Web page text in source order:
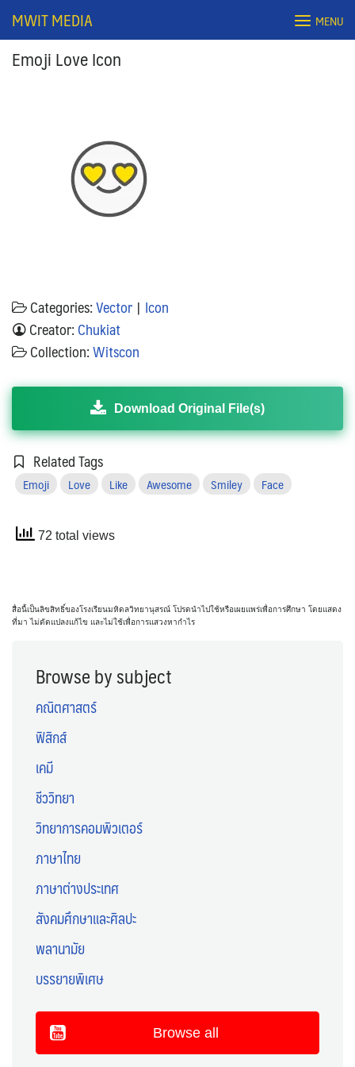
MWIT MEDIA MENU
Emoji Love Icon
Categories:Vector | Icon
Creator:Chukiat
Collection:Witscon
Download Original File(s)
Related Tags
Emoji Love Like Awesome Smiley Face
72 total views
สื่อนี้เป็นลิขสิทธิ์ของโรงเรียนมหิดลวิทยานุสรณ์ โปรดนำไปใช้หรือเผยแพร่เพื่อการศึกษา โดยแสดง
ที่มา ไม่ดัดแปลงแก้ไข และไม่ใช้เพื่อการแสวงหากำไร
Browse by subject
คณิตศาสตร์
ฟิสิกส์
เคมี
ชีววิทยา
วิทยาการคอมพิวเตอร์
ภาษาไทย
ภาษาต่างประเทศ
สังคมศึกษาและศิลปะ
พลานามัย
บรรยายพิเศษ
Browse all